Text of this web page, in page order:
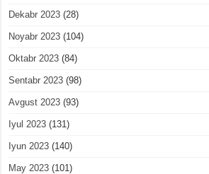
Dekabr 2023 (28)
Noyabr 2023 (104)
Oktabr 2023 (84)
Sentabr 2023 (98)
Avgust 2023 (93)
Iyul 2023 (131)
Iyun 2023 (140)
May 2023 (101)